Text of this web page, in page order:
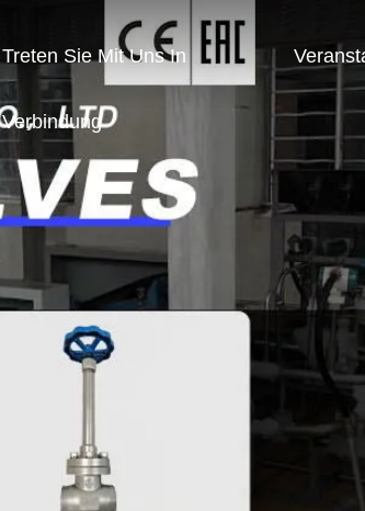
Treten Sie Mit Uns In
Verbindung